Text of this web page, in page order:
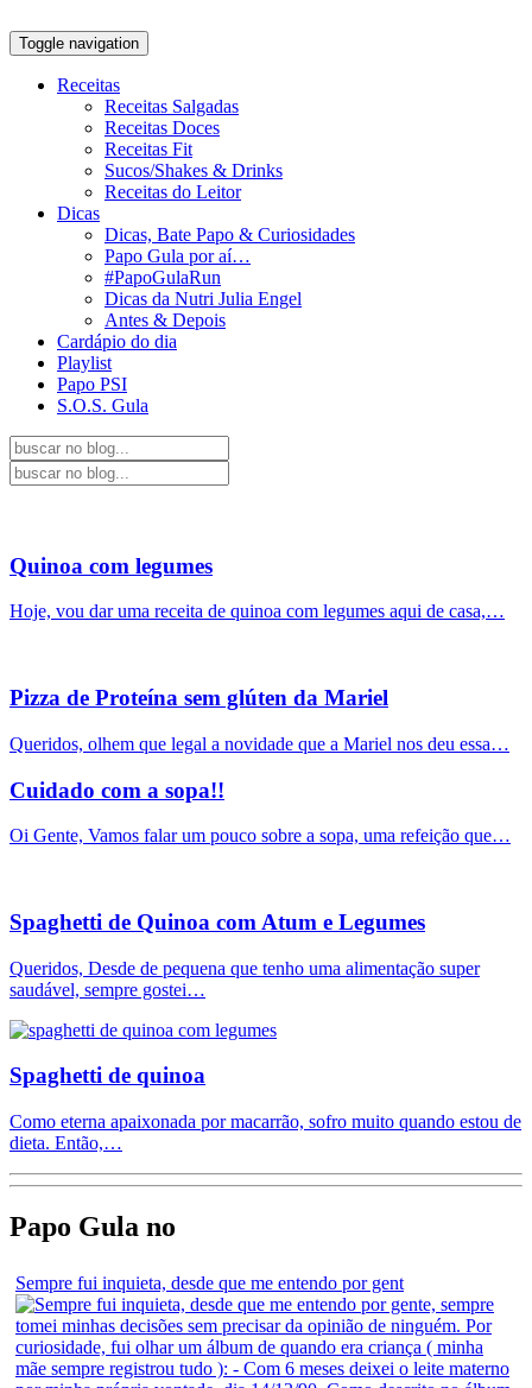
Toggle navigation
Receitas
Receitas Salgadas
Receitas Doces
Receitas Fit
Sucos/Shakes & Drinks
Receitas do Leitor
Dicas
Dicas, Bate Papo & Curiosidades
Papo Gula por aí…
#PapoGulaRun
Dicas da Nutri Julia Engel
Antes & Depois
Cardápio do dia
Playlist
Papo PSI
S.O.S. Gula
Quinoa com legumes
Hoje, vou dar uma receita de quinoa com legumes aqui de casa,…
Pizza de Proteína sem glúten da Mariel
Queridos, olhem que legal a novidade que a Mariel nos deu essa…
Cuidado com a sopa!!
Oi Gente, Vamos falar um pouco sobre a sopa, uma refeição que…
Spaghetti de Quinoa com Atum e Legumes
Queridos, Desde de pequena que tenho uma alimentação super
saudável, sempre gostei…
Spaghetti de quinoa
Como eterna apaixonada por macarrão, sofro muito quando estou de
dieta. Então,…
Papo Gula no
Sempre fui inquieta, desde que me entendo por gent